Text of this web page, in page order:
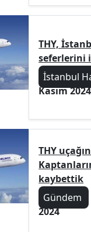
THY,
seferlerini
İstanbul
Kasım 2024
THY
kaybettik
Gündem
2024